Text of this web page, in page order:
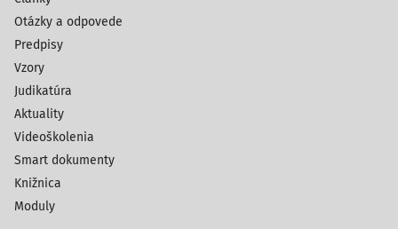
Otázky a odpovede
Predpisy
Vzory
Judikatúra
Aktuality
Videoškolenia
Smart dokumenty
Knižnica
Moduly